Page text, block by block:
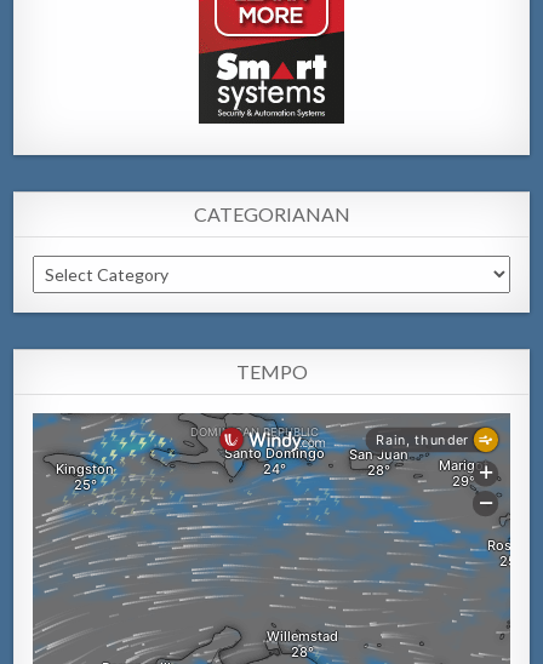
CATEGORIANAN
Categorianan
TEMPO